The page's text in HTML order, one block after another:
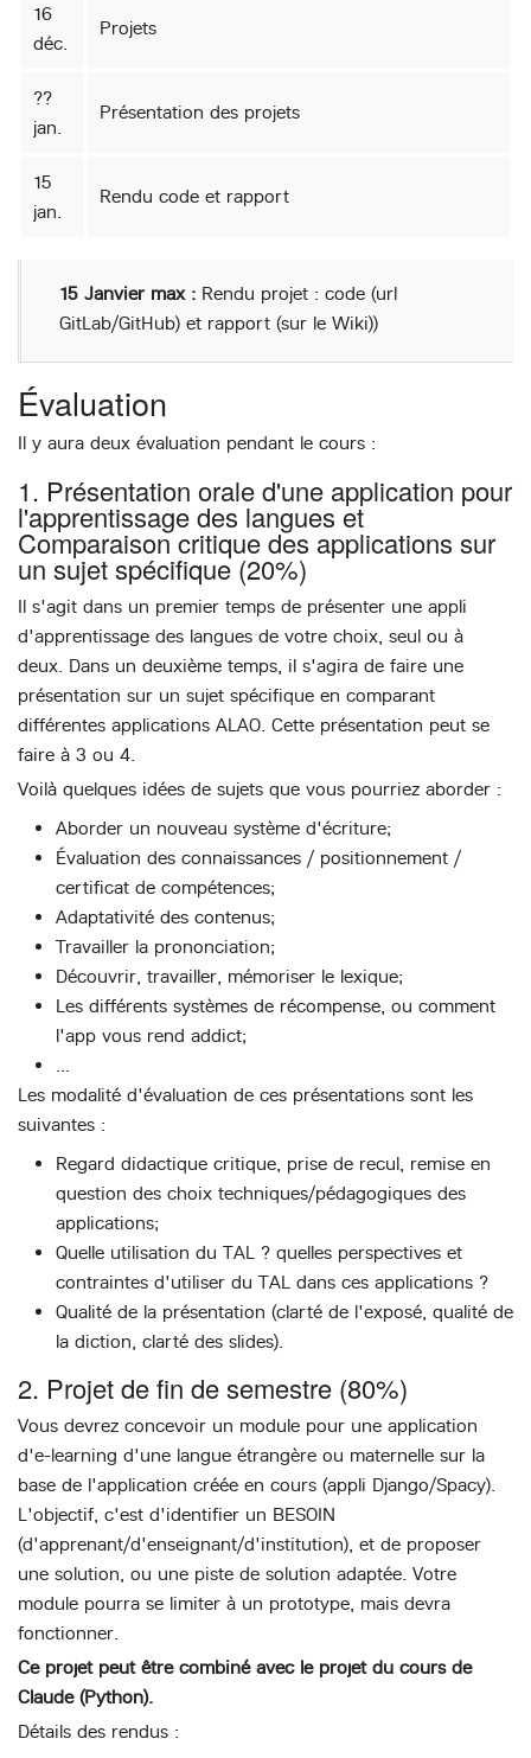
16
déc.
Projets
??
jan.
Présentation des projets
15
jan.
Rendu code et rapport
15 Janvier max : Rendu projet : code (url
GitLab/GitHub) et rapport (sur le Wiki))
Évaluation
Il y aura deux évaluation pendant le cours :
1. Présentation orale d'une application pour
l'apprentissage des langues et
Comparaison critique des applications sur
un sujet spécifique (20%)
Il s'agit dans un premier temps de présenter une appli
d'apprentissage des langues de votre choix, seul ou à
deux. Dans un deuxième temps, il s'agira de faire une
présentation sur un sujet spécifique en comparant
différentes applications ALAO. Cette présentation peut se
faire à 3 ou 4.
Voilà quelques idées de sujets que vous pourriez aborder :
Aborder un nouveau système d'écriture;
Évaluation des connaissances / positionnement /
certificat de compétences;
Adaptativité des contenus;
Travailler la prononciation;
Découvrir, travailler, mémoriser le lexique;
Les différents systèmes de récompense, ou comment
l'app vous rend addict;
Les modalité d'évaluation de ces présentations sont les
suivantes :
Regard didactique critique, prise de recul, remise en
question des choix techniques/pédagogiques des
applications;
Quelle utilisation du TAL ? quelles perspectives et
contraintes d'utiliser du TAL dans ces applications ?
Qualité de la présentation (clarté de l'exposé, qualité de
la diction, clarté des slides).
2. Projet de fin de semestre (80%)
Vous devrez concevoir un module pour une application
d'e-learning d'une langue étrangère ou maternelle sur la
base de l'application créée en cours (appli Django/Spacy).
L'objectif, c'est d'identifier un BESOIN
(d'apprenant/d'enseignant/d'institution), et de proposer
une solution, ou une piste de solution adaptée. Votre
module pourra se limiter à un prototype, mais devra
fonctionner.
Ce projet peut être combiné avec le projet du cours de
Claude (Python).
Détails des rendus :